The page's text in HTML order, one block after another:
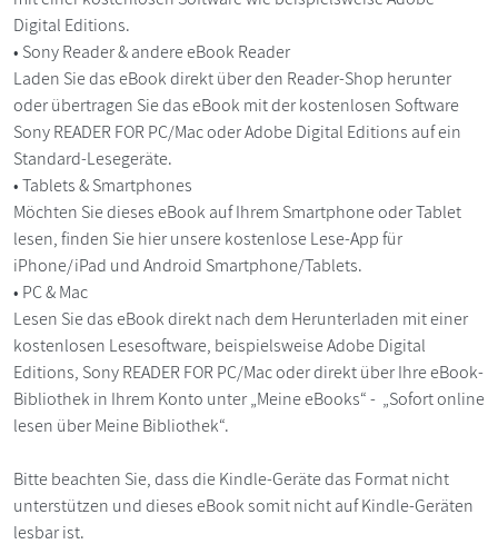
Digital Editions.
• Sony Reader & andere eBook Reader
Laden Sie das eBook direkt über den Reader-Shop herunter
oder übertragen Sie das eBook mit der kostenlosen Software
Sony READER FOR PC/Mac oder Adobe Digital Editions auf ein
Standard-Lesegeräte.
• Tablets & Smartphones
Möchten Sie dieses eBook auf Ihrem Smartphone oder Tablet
lesen, finden Sie hier unsere kostenlose Lese-App für
iPhone/iPad und Android Smartphone/Tablets.
• PC & Mac
Lesen Sie das eBook direkt nach dem Herunterladen mit einer
kostenlosen Lesesoftware, beispielsweise Adobe Digital
Editions, Sony READER FOR PC/Mac oder direkt über Ihre eBook-
Bibliothek in Ihrem Konto unter „Meine eBooks“ - „Sofort online
lesen über Meine Bibliothek“.
Bitte beachten Sie, dass die Kindle-Geräte das Format nicht
unterstützen und dieses eBook somit nicht auf Kindle-Geräten
lesbar ist.